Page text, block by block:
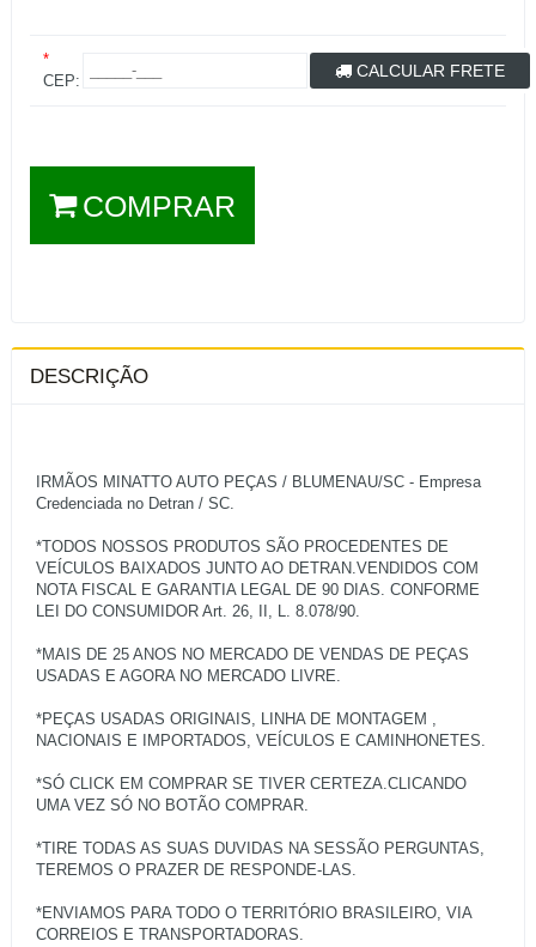
*
CEP:
CALCULAR FRETE
COMPRAR
DESCRIÇÃO
IRMÃOS MINATTO AUTO PEÇAS / BLUMENAU/SC - Empresa
Credenciada no Detran / SC.
*TODOS NOSSOS PRODUTOS SÃO PROCEDENTES DE
VEÍCULOS BAIXADOS JUNTO AO DETRAN.VENDIDOS COM
NOTA FISCAL E GARANTIA LEGAL DE 90 DIAS. CONFORME
LEI DO CONSUMIDOR Art. 26, II, L. 8.078/90.
*MAIS DE 25 ANOS NO MERCADO DE VENDAS DE PEÇAS
USADAS E AGORA NO MERCADO LIVRE.
*PEÇAS USADAS ORIGINAIS, LINHA DE MONTAGEM ,
NACIONAIS E IMPORTADOS, VEÍCULOS E CAMINHONETES.
*SÓ CLICK EM COMPRAR SE TIVER CERTEZA.CLICANDO
UMA VEZ SÓ NO BOTÃO COMPRAR.
*TIRE TODAS AS SUAS DUVIDAS NA SESSÃO PERGUNTAS,
TEREMOS O PRAZER DE RESPONDE-LAS.
*ENVIAMOS PARA TODO O TERRITÓRIO BRASILEIRO, VIA
CORREIOS E TRANSPORTADORAS.